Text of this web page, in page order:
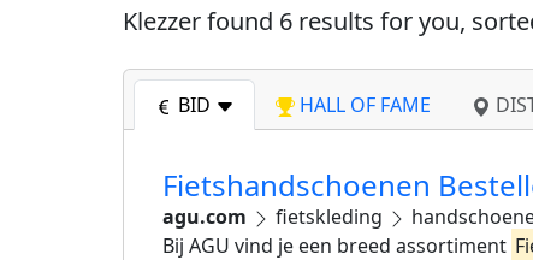
Klezzer found 6 results for you,
BID HALL OF FAME
Fietshandschoenen
agu.com fietskleding
Bij AGU vind je een breed assortiment